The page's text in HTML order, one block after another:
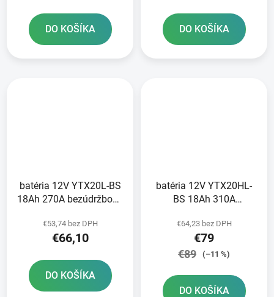
DO KOŠÍKA DO KOŠÍKA
batéria 12V YTX20L-BS
18Ah 270A bezúdržbová
TECH aktivovaná z
výroby
€53,74 bez DPH
€66,10
DO KOŠÍKA
batéria 12V YTX20HL-
BS 18Ah 310A
175x87x155 FULBAT
aktivovaná z výroby
€64,23 bez DPH
€79
€89 (–11 %)
DO KOŠÍKA